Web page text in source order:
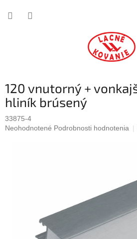
120 vnutorný +
hliník brúsený
33875-4
Priemerné
Neohodnotené Podrobnosti hodnotenia